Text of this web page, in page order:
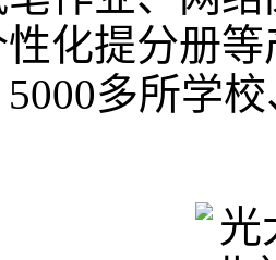
化提分册
多所学